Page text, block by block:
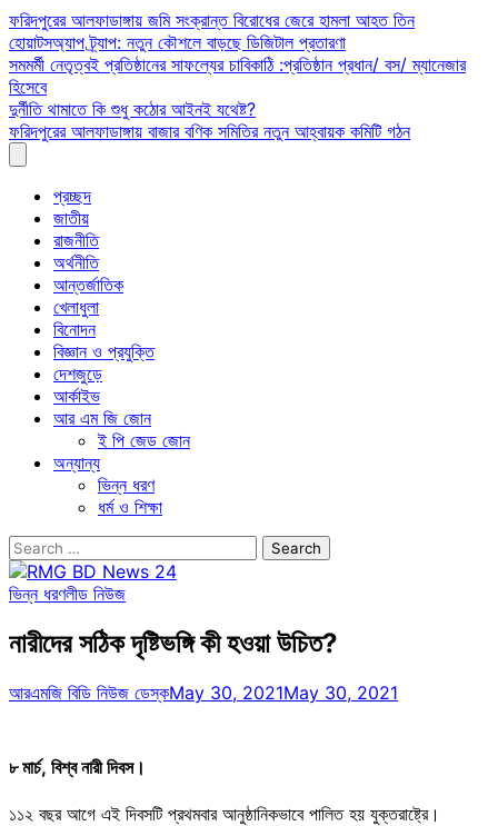
Skip
to
content
ফরিদপুরের আলফাডাঙ্গায় জমি সংক্রান্ত বিরোধের জেরে হামলা আহত তিন
হোয়াটসঅ্যাপ ট্র্যাপ: নতুন কৌশলে বাড়ছে ডিজিটাল প্রতারণা
সমমর্মী নেতৃত্বই প্রতিষ্ঠানের সাফল্যের চাবিকাঠি :প্রতিষ্ঠান প্রধান/ বস/ ম্যানেজার
হিসেবে
দুর্নীতি থামাতে কি শুধু কঠোর আইনই যথেষ্ট?
ফরিদপুরের আলফাডাঙ্গায় বাজার বণিক সমিতির নতুন আহ্বায়ক কমিটি গঠন
প্রচ্ছদ
জাতীয়
রাজনীতি
অর্থনীতি
আন্তর্জাতিক
খেলাধুলা
বিনোদন
বিজ্ঞান ও প্রযুক্তি
দেশজুড়ে
আর্কাইভ
আর এম জি জোন
ই পি জেড জোন
অন্যান্য
ভিন্ন ধরণ
ধর্ম ও শিক্ষা
Search
for:
ভিন্ন ধরণলীড নিউজ
নারীদের সঠিক দৃষ্টিভঙ্গি কী হওয়া উচিত?
আরএমজি বিডি নিউজ ডেস্কMay 30, 2021May 30, 2021
৮ মার্চ, বিশ্ব নারী দিবস।
১১২ বছর আগে এই দিবসটি প্রথমবার আনুষ্ঠানিকভাবে পালিত হয় যুক্তরাষ্ট্রে।